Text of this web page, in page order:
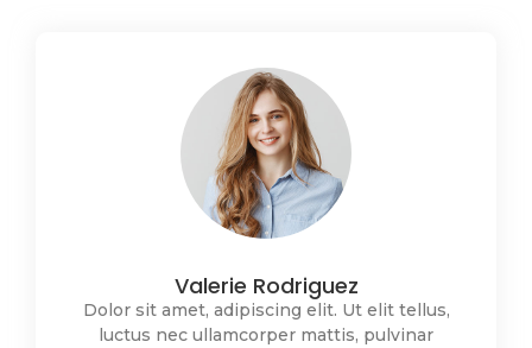
Valerie Rodriguez
Dolor sit amet, adipiscing elit. Ut elit tellus,
luctus nec ullamcorper mattis, pulvinar